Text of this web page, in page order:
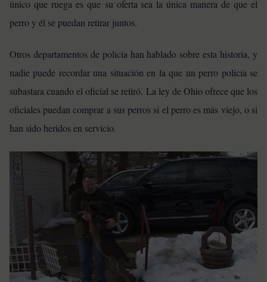
único que ruega es que su oferta sea la única manera de que el
perro y él se puedan retirar juntos.
Otros departamentos de policía han hablado sobre esta historia, y
nadie puede recordar una situación en la que un perro policía se
subastara cuando el oficial se retiró. La ley de Ohio ofrece que los
oficiales puedan comprar a sus perros si el perro es más viejo, o si
han sido heridos en servicio.